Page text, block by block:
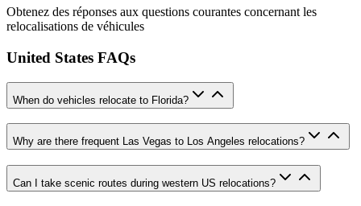
Obtenez des réponses aux questions courantes concernant les
relocalisations de véhicules
United States FAQs
When do vehicles relocate to Florida?
Why are there frequent Las Vegas to Los Angeles relocations?
Can I take scenic routes during western US relocations?